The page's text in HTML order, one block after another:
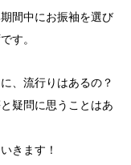
間中にお振袖を選び
す。
、流行りはあるの？
疑問に思うことはあ
きます！